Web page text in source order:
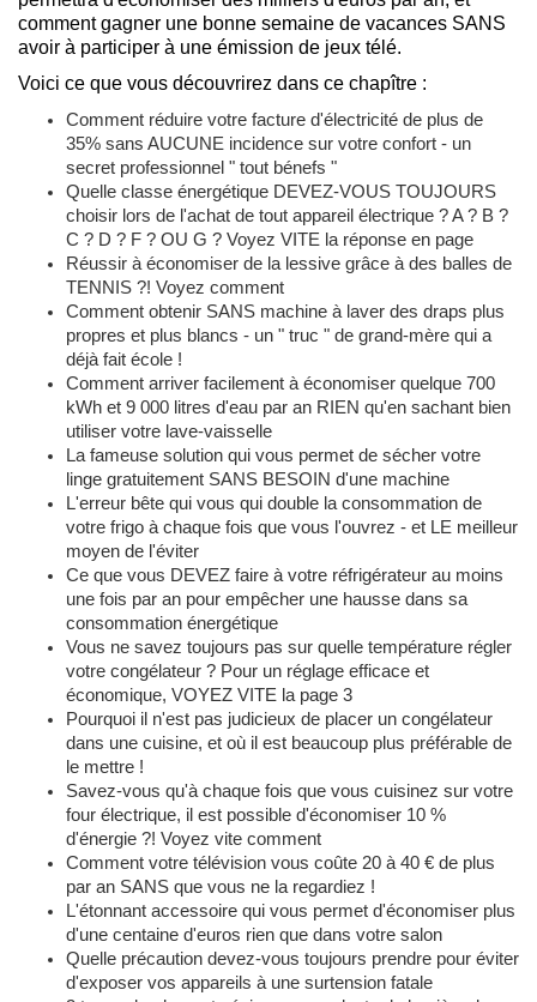
comment gagner une bonne semaine de vacances SANS
avoir à participer à une émission de jeux télé.
Voici ce que vous découvrirez dans ce chapître :
Comment réduire votre facture d'électricité de plus de
35% sans AUCUNE incidence sur votre confort - un
secret professionnel " tout bénefs "
Quelle classe énergétique DEVEZ-VOUS TOUJOURS
choisir lors de l'achat de tout appareil électrique ? A ? B ?
C ? D ? F ? OU G ? Voyez VITE la réponse en page
Réussir à économiser de la lessive grâce à des balles de
TENNIS ?! Voyez comment
Comment obtenir SANS machine à laver des draps plus
propres et plus blancs - un " truc " de grand-mère qui a
déjà fait école !
Comment arriver facilement à économiser quelque 700
kWh et 9 000 litres d'eau par an RIEN qu'en sachant bien
utiliser votre lave-vaisselle
La fameuse solution qui vous permet de sécher votre
linge gratuitement SANS BESOIN d'une machine
L'erreur bête qui vous qui double la consommation de
votre frigo à chaque fois que vous l'ouvrez - et LE meilleur
moyen de l'éviter
Ce que vous DEVEZ faire à votre réfrigérateur au moins
une fois par an pour empêcher une hausse dans sa
consommation énergétique
Vous ne savez toujours pas sur quelle température régler
votre congélateur ? Pour un réglage efficace et
économique, VOYEZ VITE la page 3
Pourquoi il n'est pas judicieux de placer un congélateur
dans une cuisine, et où il est beaucoup plus préférable de
le mettre !
Savez-vous qu'à chaque fois que vous cuisinez sur votre
four électrique, il est possible d'économiser 10 %
d'énergie ?! Voyez vite comment
Comment votre télévision vous coûte 20 à 40 € de plus
par an SANS que vous ne la regardiez !
L'étonnant accessoire qui vous permet d'économiser plus
d'une centaine d'euros rien que dans votre salon
Quelle précaution devez-vous toujours prendre pour éviter
d'exposer vos appareils à une surtension fatale